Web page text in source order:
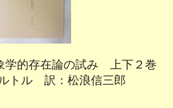
的存在論の試み 上下２巻
トル 訳：松浪信三郎